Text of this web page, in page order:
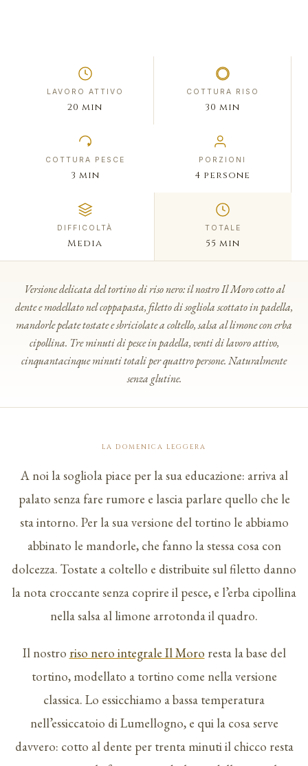
LAVORO ATTIVO
20 min
COTTURA RISO
30 min
COTTURA PESCE
3 min
PORZIONI
4 persone
DIFFICOLTÀ
Media
TOTALE
55 min
Versione delicata del tortino di riso nero: il nostro Il Moro cotto al
dente e modellato nel coppapasta, filetto di sogliola scottato in padella,
mandorle pelate tostate e sbriciolate a coltello, salsa al limone con erba
cipollina. Tre minuti di pesce in padella, venti di lavoro attivo,
cinquantacinque minuti totali per quattro persone. Naturalmente
senza glutine.
LA DOMENICA LEGGERA
A noi la sogliola piace per la sua educazione: arriva al
palato senza fare rumore e lascia parlare quello che le
sta intorno. Per la sua versione del tortino le abbiamo
abbinato le mandorle, che fanno la stessa cosa con
dolcezza. Tostate a coltello e distribuite sul filetto danno
la nota croccante senza coprire il pesce, e l’erba cipollina
nella salsa al limone arrotonda il quadro.
Il nostro riso nero integrale Il Moro resta la base del
tortino, modellato a tortino come nella versione
classica. Lo essicchiamo a bassa temperatura
nell’essiccatoio di Lumellogno, e qui la cosa serve
davvero: cotto al dente per trenta minuti il chicco resta